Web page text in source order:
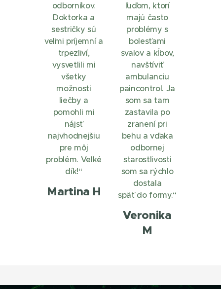
odborníkov.
Doktorka a
sestričky sú
veľmi príjemní a
trpezliví,
vysvetlili mi
všetky
možnosti
liečby a
pomohli mi
nájsť
najvhodnejšiu
pre môj
problém. Veľké
dík!“
Martina H
ľuďom, ktorí
majú často
problémy s
bolesťami
svalov a kĺbov,
navštíviť
ambulanciu
paincontrol. Ja
som sa tam
zastavila po
zranení pri
behu a vďaka
odbornej
starostlivosti
som sa rýchlo
dostala
späť do formy.“
Veronika
M